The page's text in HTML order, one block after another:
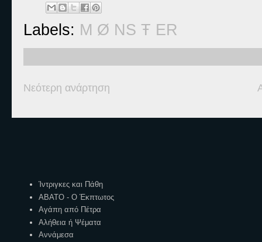
Labels: M Ø NS Ŧ ER
Νεότερη ανάρτηση
Ίντριγκες και Πάθη
ΑΒΑΤΟ - Ο Έκπτωτος
Αγάπη από Πέτρα
Αλήθεια ή Ψέματα
Αννάμεσα